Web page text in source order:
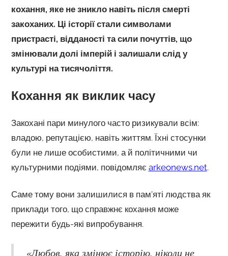
кохання, яке не зникло навіть після смерті
закоханих. Ці історії стали символами
пристрасті, відданості та сили почуттів, що
змінювали долі імперій і залишали слід у
культурі на тисячоліття.
Кохання як виклик часу
Закохані пари минулого часто ризикували всім:
владою, репутацією, навіть життям. Їхні стосунки
були не лише особистими, а й політичними чи
культурними подіями, повідомляє arkeonews.net.
Саме тому вони залишилися в пам’яті людства як
приклади того, що справжнє кохання може
пережити будь-які випробування.
«Любов, яка змінює історію, ніколи не